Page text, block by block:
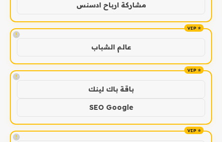
مشاركة ارباح ادسنس
!
عالم الشباب
!
باقة باك لينك
SEO Google
!